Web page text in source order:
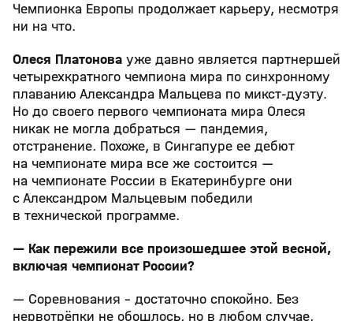
Чемпионка Европы продолжает карьеру, несмотря
ни на что.
Олеся Платонова уже давно является партнершей
четырехкратного чемпиона мира по синхронному
плаванию Александра Мальцева по микст-дуэту.
Но до своего первого чемпионата мира Олеся
никак не могла добраться — пандемия,
отстранение. Похоже, в Сингапуре ее дебют
на чемпионате мира все же состоится —
на чемпионате России в Екатеринбурге они
с Александром Мальцевым победили
в технической программе.
— Как пережили все произошедшее этой весной,
включая чемпионат России?
— Соревнования - достаточно спокойно. Без
нервотрёпки не обошлось, но в любом случае,